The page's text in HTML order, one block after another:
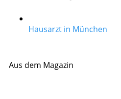
Hausarzt in München
Aus dem Magazin